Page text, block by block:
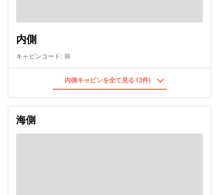
内側
キャビンコード: IB
内側キャビンを全て見る (3件)
海側